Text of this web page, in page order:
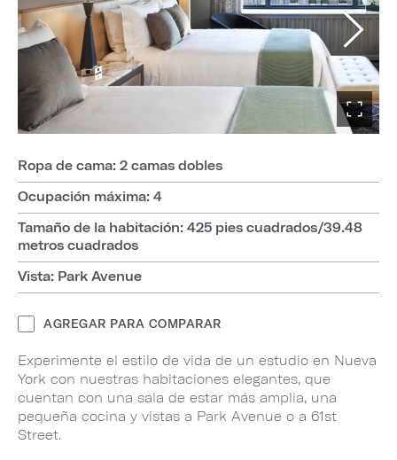
Ropa de cama: 2 camas dobles
Ocupación máxima: 4
Tamaño de la habitación: 425 pies cuadrados/39.48
metros cuadrados
Vista: Park Avenue
AGREGAR PARA COMPARAR
Experimente el estilo de vida de un estudio en Nueva
York con nuestras habitaciones elegantes, que
cuentan con una sala de estar más amplia, una
pequeña cocina y vistas a Park Avenue o a 61st
Street.